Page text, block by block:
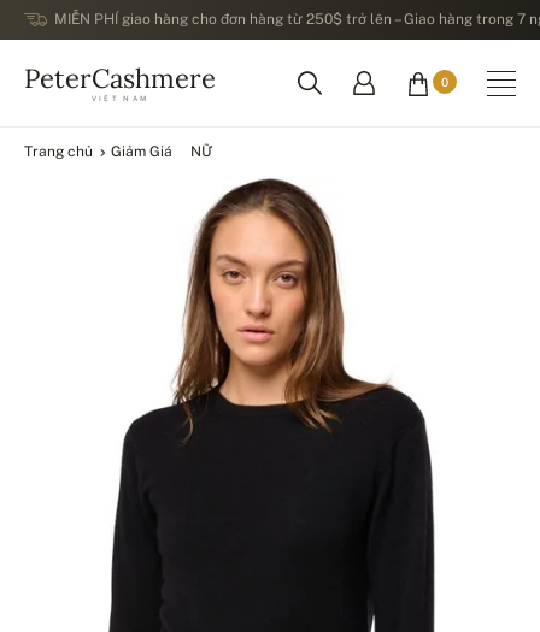
MIỄN PHÍ giao hàng cho đơn hàng từ 250$ trở lên – Giao hàng trong 7
PeterCashmere
VIỆT NAM
0
Trang chủ Giảm Giá NỮ